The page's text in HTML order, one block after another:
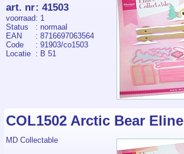
art. nr: 41503
voorraad: 1
Status
: normaal
EAN
: 8716697063564
Code
: 91903/co1503
Locatie : B 51
COL1502 Arctic Bear Eline
MD Collectable